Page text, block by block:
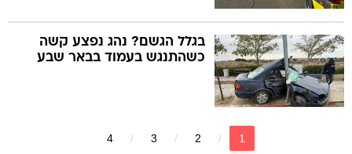
בגלל הגשם? נהג נפצע קשה
כשהתנגש בעמוד בבאר שבע
1
2
3
4